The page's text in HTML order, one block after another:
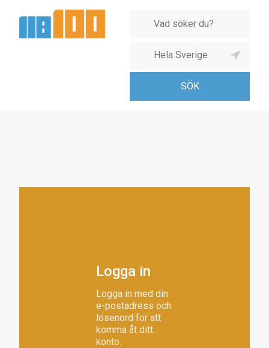
Logga in
Logga in med din
e-postadress och
lösenord för att
komma åt ditt
konto.